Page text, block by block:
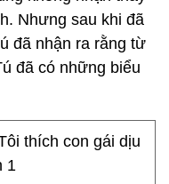
Nhưng sau khi đã
đã nhận ra rằng từ
đã có những biểu